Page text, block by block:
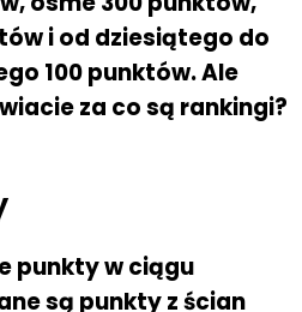
i od dziesiątego do
100 punktów. Ale
za co są rankingi?
punkty w ciągu
są punkty z ścian